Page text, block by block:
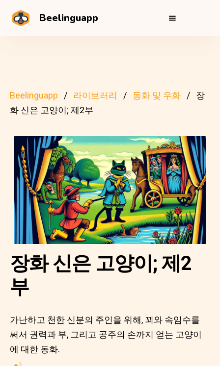
Beelinguapp
Beelinguapp 라이브러리 동화 및 우화
장
화 신은 고양이; 제2부
장화 신은 고양이; 제2
부
가난하고 천한 신분의 주인을 위해, 꾀와 속임수를
써서 권력과 부, 그리고 공주의 손까지 얻는 고양이
에 대한 동화.